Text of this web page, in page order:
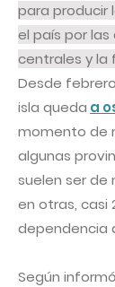
para producir
el país por las
centrales y la
Desde
isla queda a
momento de
algunas
suelen ser de
en otras, casi
dependencia
Según